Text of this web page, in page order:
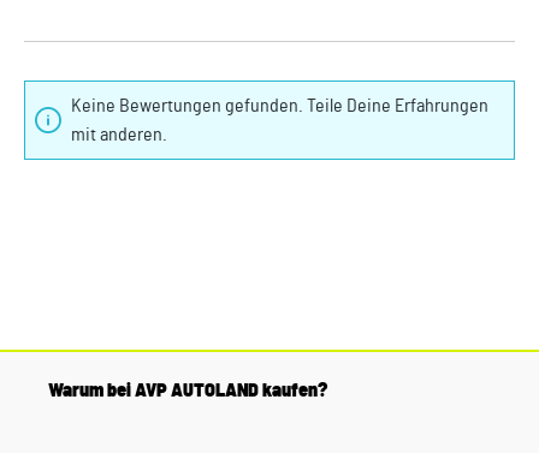
Keine Bewertungen gefunden. Teile Deine Erfahrungen
mit anderen.
Warum bei AVP AUTOLAND kaufen?